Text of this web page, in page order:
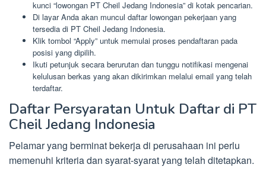
kunci “lowongan PT Cheil Jedang Indonesia” di kotak pencarian.
Di layar Anda akan muncul daftar lowongan pekerjaan yang
tersedia di PT Cheil Jedang Indonesia.
Klik tombol “Apply” untuk memulai proses pendaftaran pada
posisi yang dipilih.
Ikuti petunjuk secara berurutan dan tunggu notifikasi mengenai
kelulusan berkas yang akan dikirimkan melalui email yang telah
terdaftar.
Daftar Persyaratan Untuk Daftar di PT
Cheil Jedang Indonesia
Pelamar yang berminat bekerja di perusahaan ini perlu
memenuhi kriteria dan syarat-syarat yang telah ditetapkan.